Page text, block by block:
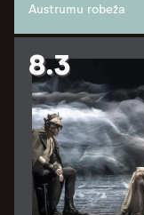
Austrumu robeža
8.3